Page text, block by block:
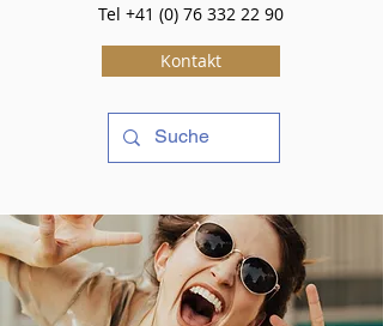
Tel +41 (0) 76 332 22 90
Kontakt